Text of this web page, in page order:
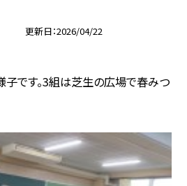
更新日 2026/04/22
です。3組は芝生の広場で春みつ